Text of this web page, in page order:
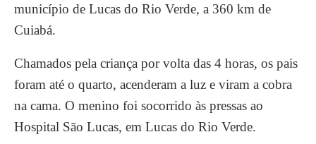
município de Lucas do Rio Verde, a 360 km de
Cuiabá.
Chamados pela criança por volta das 4 horas, os pais
foram até o quarto, acenderam a luz e viram a cobra
na cama. O menino foi socorrido às pressas ao
Hospital São Lucas, em Lucas do Rio Verde.